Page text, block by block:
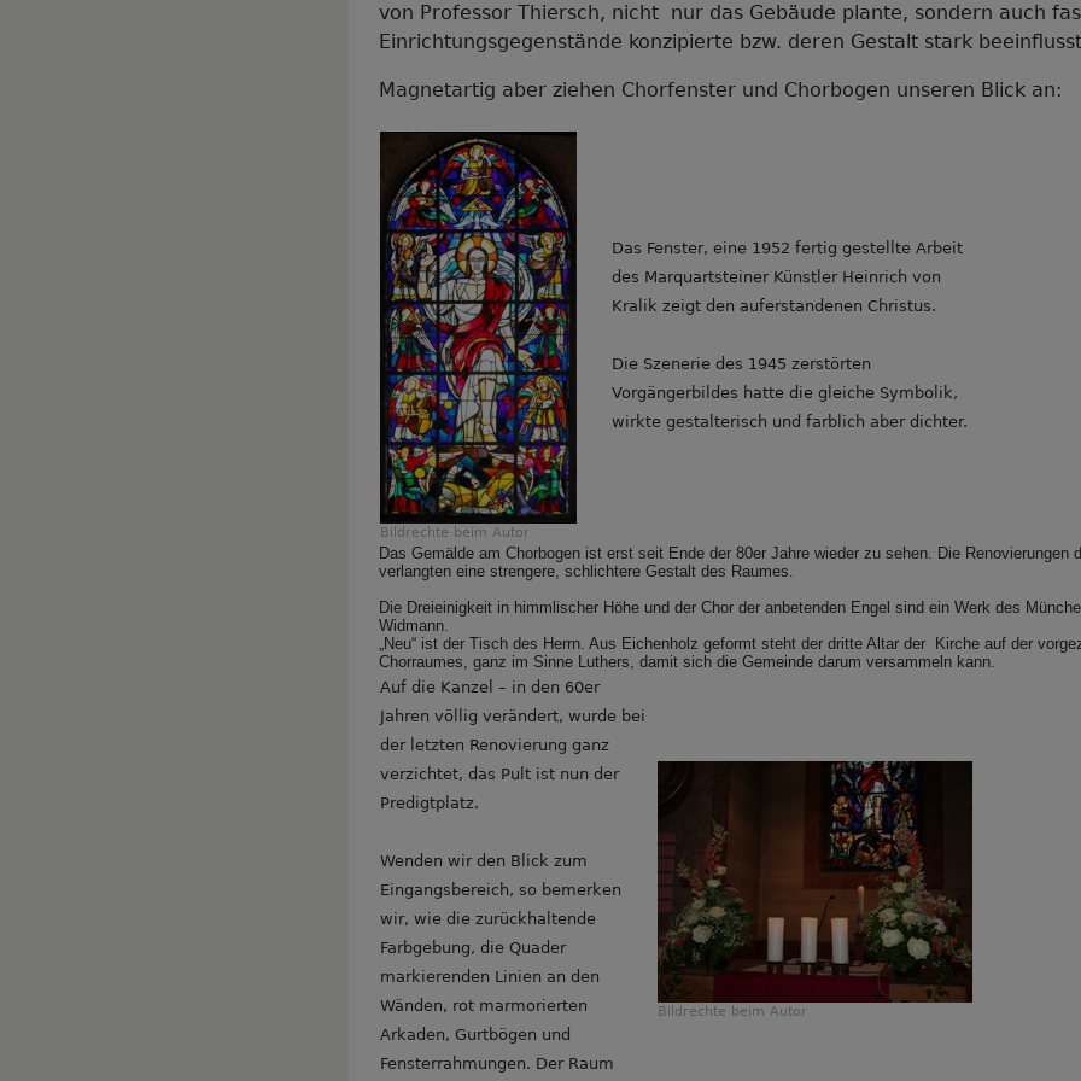
von Professor Thiersch, nicht nur das Gebäude plante, sondern auch
Einrichtungsgegenstände konzipierte bzw. deren Gestalt stark
Magnetartig aber ziehen Chorfenster und Chorbogen unseren Blick an:
Bildrechte beim Autor
Das Fenster, eine 1952 fertig gestellte Arbeit
des Marquartsteiner Künstler Heinrich von
Kralik zeigt den auferstandenen Christus.
Die Szenerie des 1945 zerstörten
Vorgängerbildes hatte die gleiche Symbolik,
wirkte gestalterisch und farblich aber dichter.
Das Gemälde am Chorbogen ist erst seit Ende der 80er Jahre wieder zu sehen. Die Renovierungen
verlangten eine strengere, schlichtere Gestalt des Raumes.
Die Dreieinigkeit in himmlischer Höhe und der Chor der anbetenden Engel sind ein Werk des
Widmann.
„Neu“ ist der Tisch des Herrn. Aus Eichenholz geformt steht der dritte Altar der Kirche auf der
Chorraumes, ganz im Sinne Luthers, damit sich die Gemeinde darum versammeln kann.
Auf die Kanzel – in den 60er
Jahren völlig verändert, wurde bei
der letzten Renovierung ganz
verzichtet, das Pult ist nun der
Predigtplatz.
Wenden wir den Blick zum
Eingangsbereich, so bemerken
wir, wie die zurückhaltende
Farbgebung, die Quader
markierenden Linien an den
Wänden, rot marmorierten
Arkaden, Gurtbögen und
Fensterrahmungen. Der Raum
Bildrechte beim Autor